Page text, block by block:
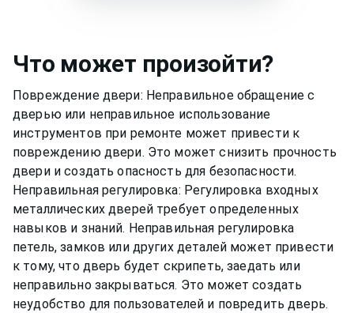
Что может произойти?
Повреждение двери: Неправильное обращение с
дверью или неправильное использование
инструментов при ремонте может привести к
повреждению двери. Это может снизить прочность
двери и создать опасность для безопасности.
Неправильная регулировка: Регулировка входных
металлических дверей требует определенных
навыков и знаний. Неправильная регулировка
петель, замков или других деталей может привести
к тому, что дверь будет скрипеть, заедать или
неправильно закрываться. Это может создать
неудобство для пользователей и повредить дверь.